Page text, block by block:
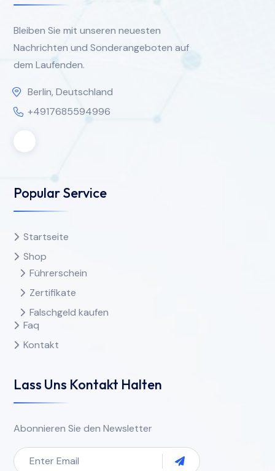
Bleiben Sie mit unseren neuesten
Nachrichten und Sonderangeboten auf
dem Laufenden.
Berlin, Deutschland
+4917685594996
Popular Service
Startseite
Shop
Führerschein
Zertifikate
Falschgeld kaufen
Faq
Kontakt
Lass Uns Kontakt Halten
Abonnieren Sie den Newsletter